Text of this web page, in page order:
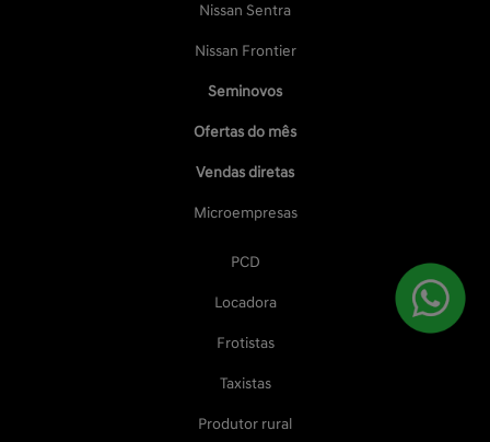
Nissan Sentra
Nissan Frontier
Seminovos
Ofertas do mês
Vendas diretas
Microempresas
PCD
Locadora
Frotistas
Taxistas
Produtor rural